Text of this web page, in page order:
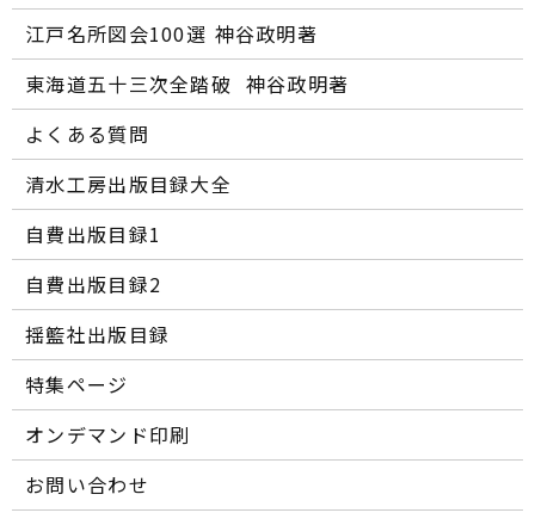
江戸名所図会100選―― 神谷政明著
東海道五十三次全踏破 ―― 神谷政明著
よくある質問
清水工房出版目録大全
自費出版目録1
自費出版目録2
揺籃社出版目録
特集ページ
オンデマンド印刷
お問い合わせ